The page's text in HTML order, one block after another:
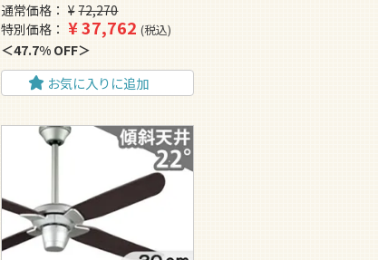
通常価格
¥ 72,270
特別価格
¥37,762 税込
47.7% OFF
お気に入りに追加